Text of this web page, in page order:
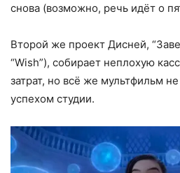
снова (возможно, речь идёт о
Второй же проект Дисней,
“Wish”), собирает неплохую
затрат, но всё же мультфильм
успехом студии.